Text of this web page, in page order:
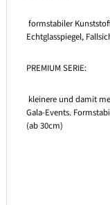
formstabiler
Echtglasspiegel,
PREMIUM SERIE:
kleinere und damit
Gala-Events.
(ab 30cm)